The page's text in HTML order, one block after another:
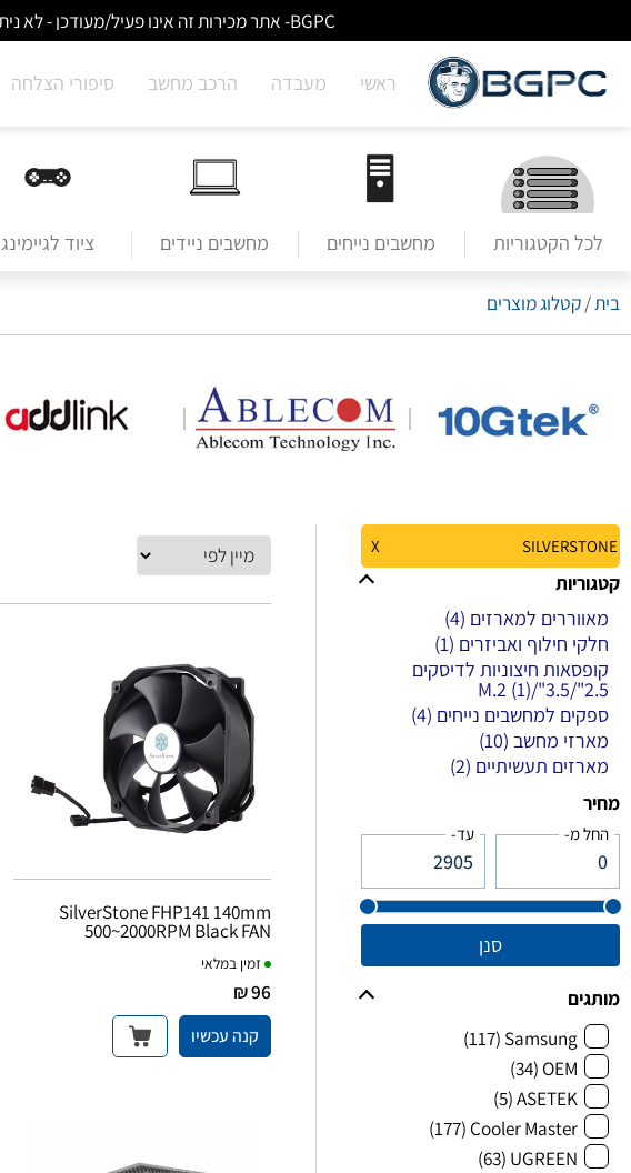
BGPC- אתר מכירות זה אינו פעיל/מעודכן - לא ניתן לבצע הזמנות באתר. למעבר לשירותי מעבדה לחצו על הבאנר הראשי בעמוד הבית.
ראשי מעבדה הרכב מחשב סיפורי הצלחה
לכל הקטגוריות מחשבים נייחים מחשבים ניידים ציוד לגיימינג
בית/קטלוג מוצרים
SILVERSTONE
X
קטגוריות
מאווררים למארזים (4)
חלקי חילוף ואביזרים (1)
קופסאות חיצוניות לדיסקים
2.5"/3.5"/M.2
(1)
ספקים למחשבים נייחים (4)
מארזי מחשב (10)
מארזים תעשיתיים (2)
מחיר
החל מ- עד-
סנן
מותגים
Samsung
(117)
OEM
(34)
ASETEK
(5)
Cooler Master
(177)
UGREEN
(63)
SilverStone FHP141 140mm
500~2000RPM Black FAN
זמין במלאי
96 ₪
קנה עכשיו